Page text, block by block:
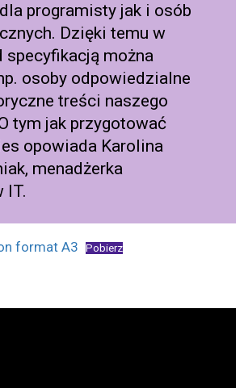
programisty jak i osób
Dzięki temu w
specyfikacją można
osoby odpowiedzialne
treści naszego
tym jak przygotować
opowiada Karolina
menadżerka
IT.
format A3 Pobierz